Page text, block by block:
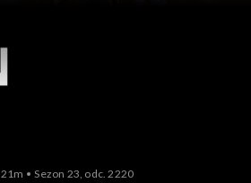
21m Sezon 23, odc. 2220